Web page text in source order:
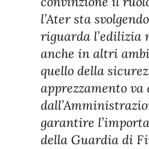
l’Ater sta
riguarda l’edilizia
anche in altri
quello della
apprezzamento va
garantire
della Guardia di